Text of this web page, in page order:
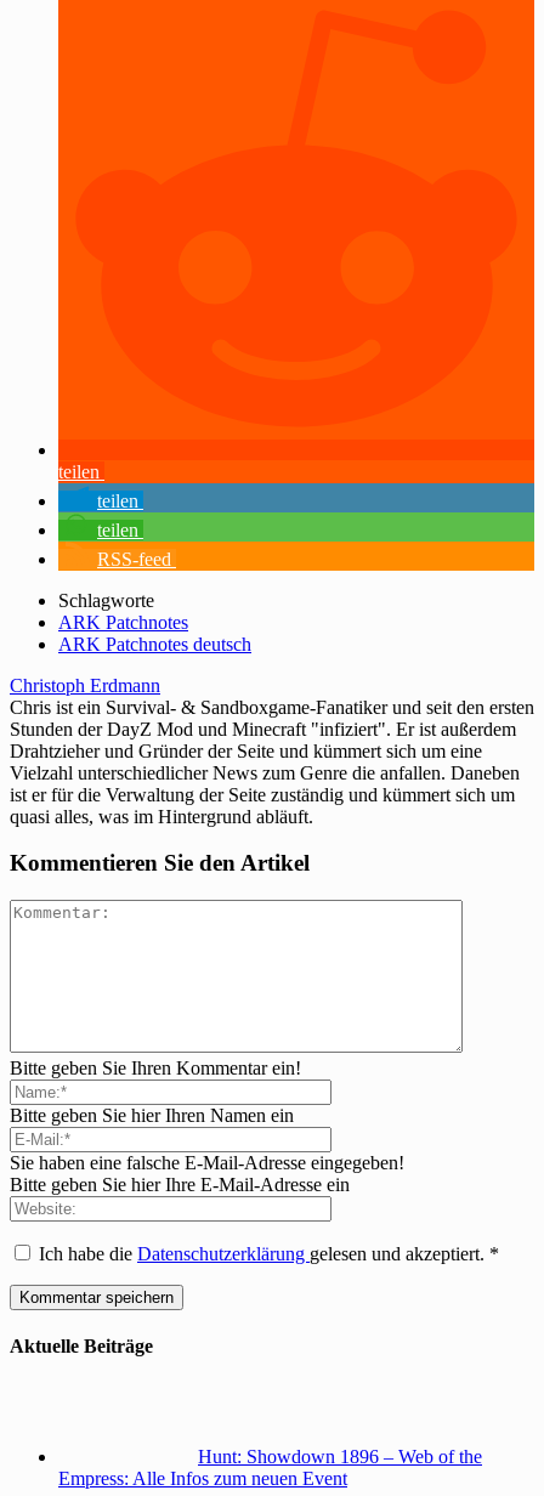
teilen
teilen
teilen
RSS-feed
Schlagworte
ARK Patchnotes
ARK Patchnotes deutsch
Christoph Erdmann
Chris ist ein Survival- & Sandboxgame-Fanatiker und seit den ersten
Stunden der DayZ Mod und Minecraft "infiziert". Er ist außerdem
Drahtzieher und Gründer der Seite und kümmert sich um eine
Vielzahl unterschiedlicher News zum Genre die anfallen. Daneben
ist er für die Verwaltung der Seite zuständig und kümmert sich um
quasi alles, was im Hintergrund abläuft.
Kommentieren Sie den Artikel
Bitte geben Sie Ihren Kommentar ein!
Bitte geben Sie hier Ihren Namen ein
Sie haben eine falsche E-Mail-Adresse eingegeben!
Bitte geben Sie hier Ihre E-Mail-Adresse ein
Ich habe die Datenschutzerklärung gelesen und akzeptiert. *
Aktuelle Beiträge
Hunt: Showdown 1896 – Web of the
Empress: Alle Infos zum neuen Event